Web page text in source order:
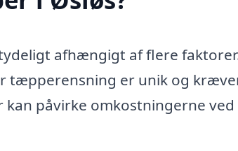
afhængigt af flere
tæpperensning er unik og
påvirke omkostningerne ved